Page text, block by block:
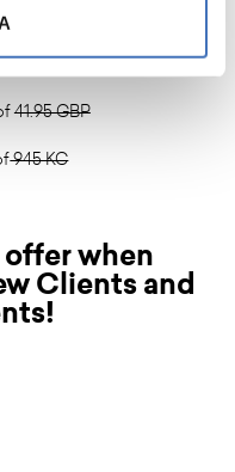
46.95 EUR
41.95 GBP
945 KC
when
Clients and